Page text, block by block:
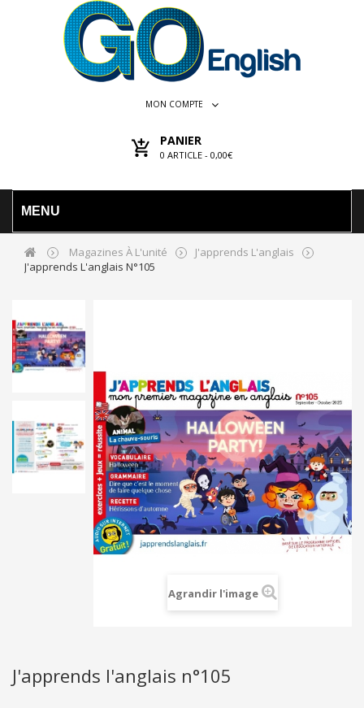
MON COMPTE
PANIER
0 ARTICLE - 0,00€
MENU
Magazines À L'unité
J'apprends L'anglais
J'apprends L'anglais N°105
Agrandir l'image
J'apprends l'anglais n°105